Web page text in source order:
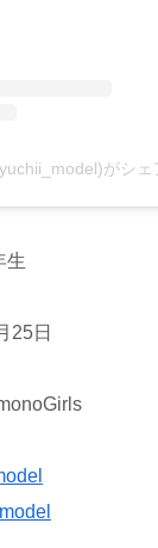
がシェ
生
25日